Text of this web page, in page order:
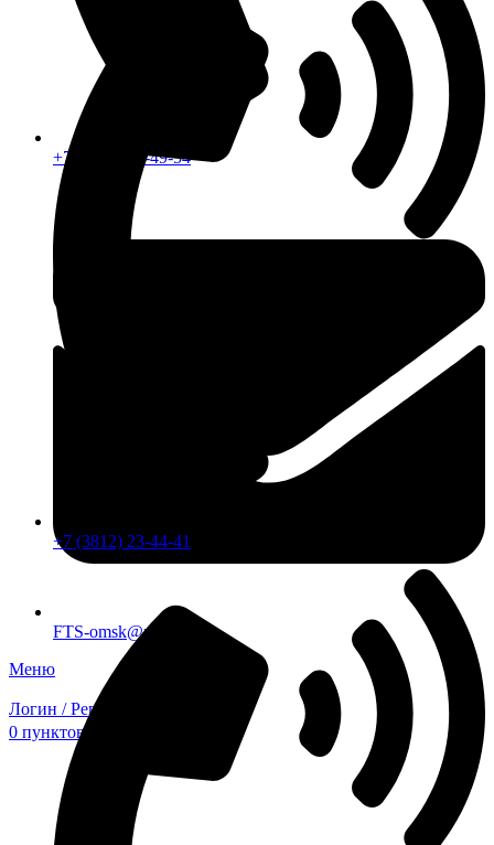
+7 (913) 672-49-54
FTS-omsk@mail.ru
Меню
Логин / Регистрация
0 пунктов
+7 (3812) 23-44-41